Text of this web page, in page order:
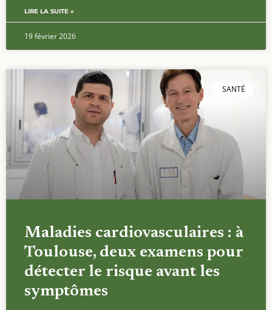
LIRE LA SUITE »
19 février 2026
SANTÉ
Maladies cardiovasculaires : à
Toulouse, deux examens pour
détecter le risque avant les
symptômes